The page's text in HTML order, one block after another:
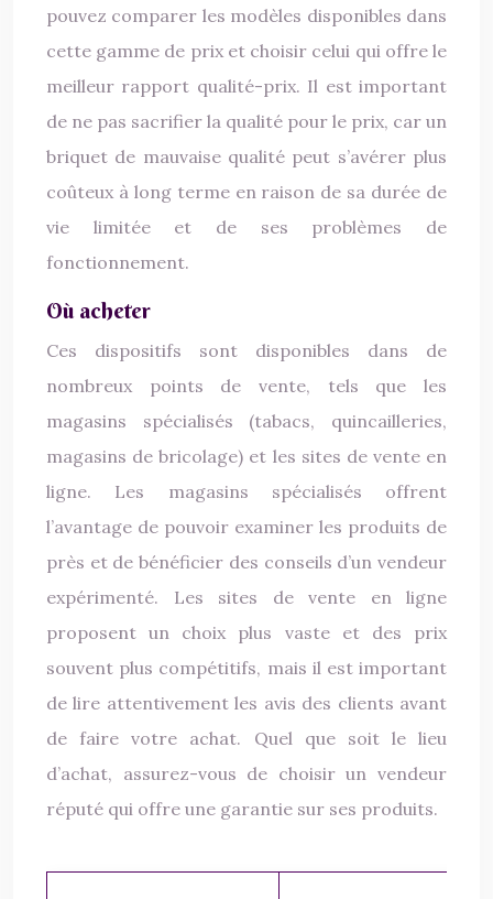
pouvez comparer les modèles disponibles dans
cette gamme de prix et choisir celui qui offre le
meilleur rapport qualité-prix. Il est important
de ne pas sacrifier la qualité pour le prix, car un
briquet de mauvaise qualité peut s’avérer plus
coûteux à long terme en raison de sa durée de
vie limitée et de ses problèmes de
fonctionnement.
Où acheter
Ces dispositifs sont disponibles dans de
nombreux points de vente, tels que les
magasins spécialisés (tabacs, quincailleries,
magasins de bricolage) et les sites de vente en
ligne. Les magasins spécialisés offrent
l’avantage de pouvoir examiner les produits de
près et de bénéficier des conseils d’un vendeur
expérimenté. Les sites de vente en ligne
proposent un choix plus vaste et des prix
souvent plus compétitifs, mais il est important
de lire attentivement les avis des clients avant
de faire votre achat. Quel que soit le lieu
d’achat, assurez-vous de choisir un vendeur
réputé qui offre une garantie sur ses produits.